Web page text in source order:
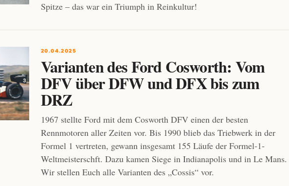
Spitze – das war ein Triumph in Reinkultur!
20.04.2025
Varianten des Ford Cosworth: Vom
DFV über DFW und DFX bis zum
DRZ
1967 stellte Ford mit dem Cosworth DFV einen der besten
Rennmotoren aller Zeiten vor. Bis 1990 blieb das Triebwerk in der
Formel 1 vertreten, gewann insgesamt 155 Läufe der Formel-1-
Weltmeisterschft. Dazu kamen Siege in Indianapolis und in Le Mans.
Wir stellen Euch alle Varianten des „Cossis“ vor.